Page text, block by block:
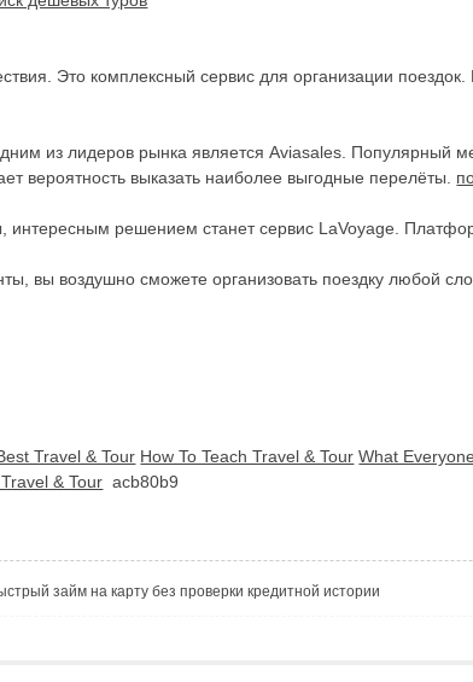
Это комплексный сервис для организации
из лидеров рынка является Aviasales. Популярный
вероятность выказать наиболее выгодные перелёты.
интересным решением станет сервис LaVoyage.
вы воздушно сможете организовать поездку любой
Travel & Tour How To Teach Travel & Tour What
& Tour acb80b9
займ на карту без проверки кредитной истории